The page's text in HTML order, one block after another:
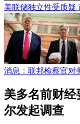
美联储独立性受质疑
消息：联邦检察官对
美多名前财
尔发起调查